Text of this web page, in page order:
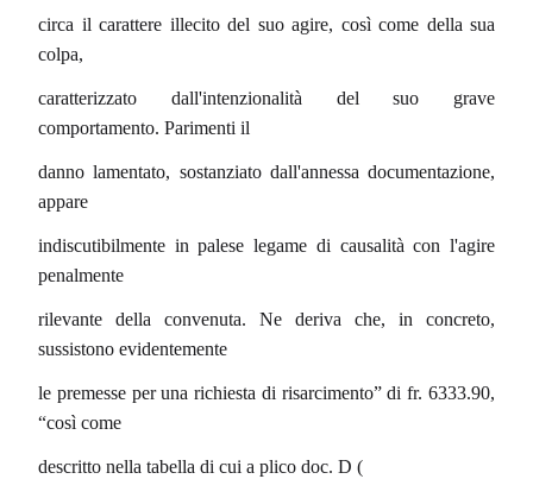
circa il carattere illecito del suo agire, così come della sua
colpa,
caratterizzato dall'intenzionalità del suo grave
comportamento. Parimenti il
danno lamentato, sostanziato dall'annessa documentazione,
appare
indiscutibilmente in palese legame di causalità con l'agire
penalmente
rilevante della convenuta. Ne deriva che, in concreto,
sussistono evidentemente
le premesse per una richiesta di risarcimento” di fr. 6333.90,
“così come
descritto nella tabella di cui a plico doc. D (